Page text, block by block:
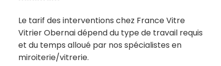
Le tarif des interventions chez France Vitre
Vitrier Obernai dépend du type de travail requis
et du temps alloué par nos spécialistes en
miroiterie/vitrerie.